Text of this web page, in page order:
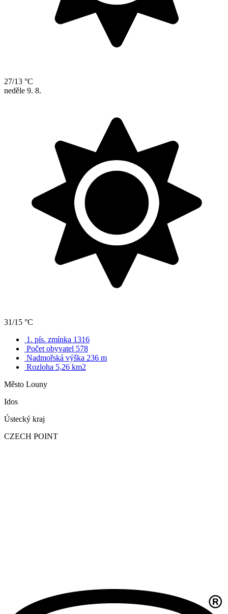
27/13 °C
neděle 9. 8.
31/15 °C
1. pís. zmínka 1316
Počet obyvatel 578
Nadmořská výška 236 m
Rozloha 5,26 km2
Město Louny
Idos
Ústecký kraj
CZECH POINT